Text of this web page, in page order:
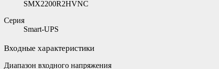
SMX2200R2HVNC
Серия
Smart-UPS
Входные характеристики
Диапазон входного напряжения